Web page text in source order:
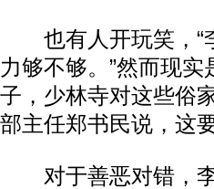
也有人开玩笑，“
力够不够。”然而现
子，少林寺对这些俗
部主任郑书民说，这
对于善恶对错，李